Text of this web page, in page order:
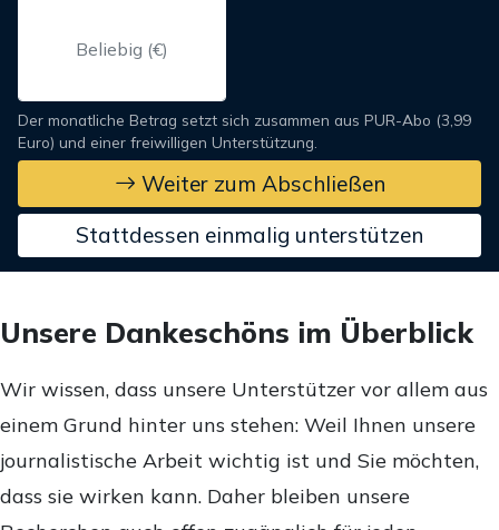
Der monatliche Betrag setzt sich zusammen aus PUR-Abo (3,99
Euro) und einer freiwilligen Unterstützung.
Weiter zum Abschließen
Stattdessen einmalig unterstützen
Unsere Dankeschöns im Überblick
Wir wissen, dass unsere Unterstützer vor allem aus
einem Grund hinter uns stehen: Weil Ihnen unsere
journalistische Arbeit wichtig ist und Sie möchten,
dass sie wirken kann. Daher bleiben unsere